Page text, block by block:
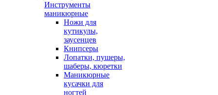
Инструменты
маникюрные
Ножи для
кутикулы,
заусенцев
Книпсеры
Лопатки, пушеры,
шаберы, кюретки
Маникюрные
кусачки для
ногтей